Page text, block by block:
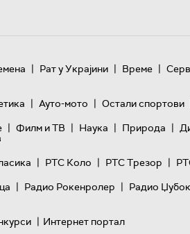
| Рат у Украјини | Време |
| Ауто-мото | Остали спортови
| Филм и ТВ | Наука | Природа |
| РТС Коло | РТС Трезор |
| Радио Рокенролер | Радио
| Интернет портал